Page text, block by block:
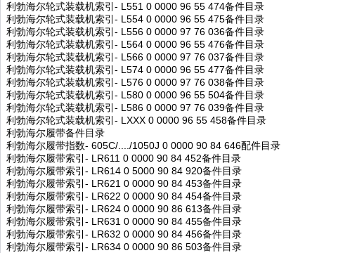
利勃海尔轮式装载机索引- L551 0 0000 96 55 474备件目录
利勃海尔轮式装载机索引- L554 0 0000 96 55 475备件目录
利勃海尔轮式装载机索引- L556 0 0000 97 76 036备件目录
利勃海尔轮式装载机索引- L564 0 0000 96 55 476备件目录
利勃海尔轮式装载机索引- L566 0 0000 97 76 037备件目录
利勃海尔轮式装载机索引- L574 0 0000 96 55 477备件目录
利勃海尔轮式装载机索引- L576 0 0000 97 76 038备件目录
利勃海尔轮式装载机索引- L580 0 0000 96 55 504备件目录
利勃海尔轮式装载机索引- L586 0 0000 97 76 039备件目录
利勃海尔轮式装载机索引- LXXX 0 0000 96 55 458备件目录
利勃海尔履带备件目录
利勃海尔履带指数- 605C/..../1050J 0 0000 90 84 646配件目录
利勃海尔履带索引- LR611 0 0000 90 84 452备件目录
利勃海尔履带索引- LR614 0 5000 90 84 920备件目录
利勃海尔履带索引- LR621 0 0000 90 84 453备件目录
利勃海尔履带索引- LR622 0 0000 90 84 454备件目录
利勃海尔履带索引- LR624 0 0000 90 86 613备件目录
利勃海尔履带索引- LR631 0 0000 90 84 455备件目录
利勃海尔履带索引- LR632 0 0000 90 84 456备件目录
利勃海尔履带索引- LR634 0 0000 90 86 503备件目录